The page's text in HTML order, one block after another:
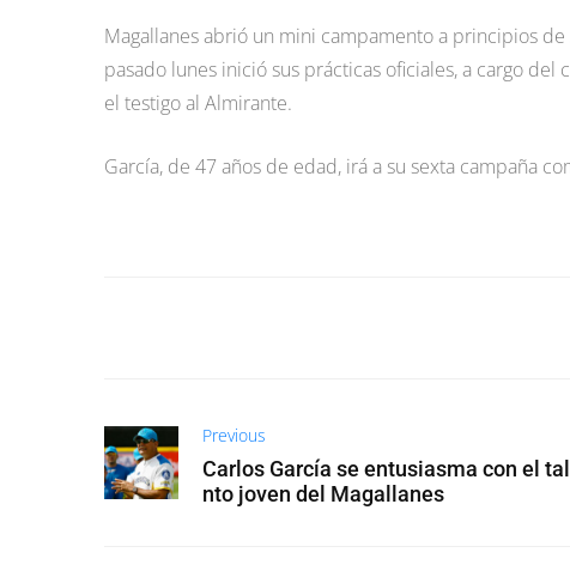
Magallanes abrió un mini campamento a principios
pasado lunes inició sus prácticas oficiales, a cargo
el testigo al Almirante.
García, de 47 años de edad, irá a su sexta campaña
Previous
Carlos García se entusiasma con el
nto joven del Magallanes